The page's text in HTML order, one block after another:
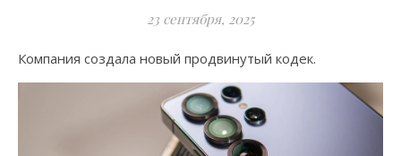
23 сентября, 2025
Компания создала новый продвинутый кодек.